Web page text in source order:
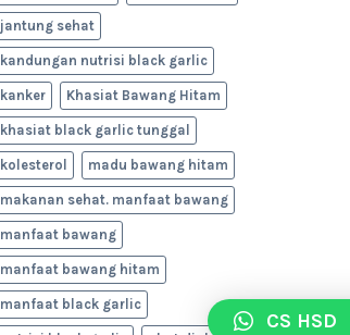
jantung sehat
kandungan nutrisi black garlic
kanker Khasiat Bawang Hitam
khasiat black garlic tunggal
kolesterol madu bawang hitam
makanan sehat. manfaat bawang
manfaat bawang
manfaat bawang hitam
manfaat black garlic
CS HSD